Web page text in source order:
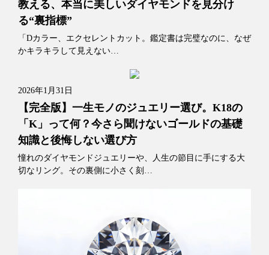
教える、本当に美しいダイヤモンドを見分け
る“裏指標”
「Dカラー、エクセレントカット。鑑定書は完璧なのに、なぜ
かキラキラして見えない…
2026年1月31日
【完全版】一生モノのジュエリー選び。K18の
「K」って何？今さら聞けないゴールドの基礎
知識と後悔しない選び方
憧れのダイヤモンドジュエリーや、人生の節目に手にする大
切なリング。その裏側に小さく刻…